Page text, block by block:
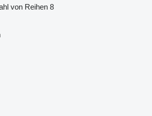
von Reihen 8